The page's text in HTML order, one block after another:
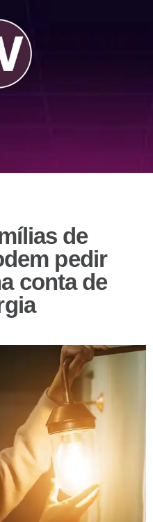
de
pedir
conta de